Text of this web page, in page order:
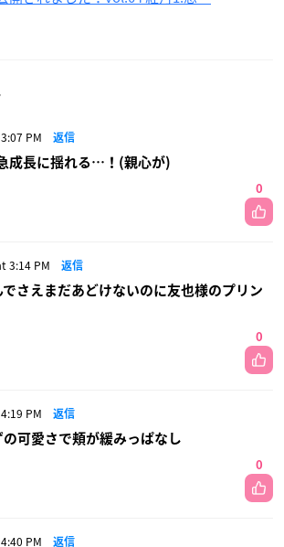
PM 返信
成長に揺れる…！(親心が)
0
3:14 PM 返信
さえまだあどけないのに友也様のプリン
0
PM 返信
可愛さで頬が緩みっぱなし
0
PM 返信